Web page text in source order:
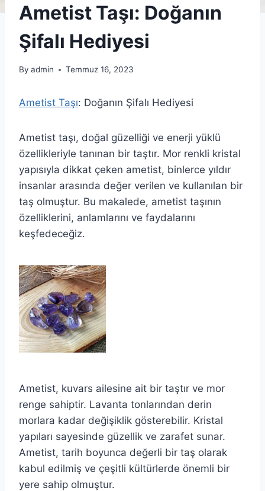
Ametist Taşı: Doğanın
Şifalı Hediyesi
By admin Temmuz 16, 2023
Ametist Taşı: Doğanın Şifalı Hediyesi
Ametist taşı, doğal güzelliği ve enerji yüklü
özellikleriyle tanınan bir taştır. Mor renkli kristal
yapısıyla dikkat çeken ametist, binlerce yıldır
insanlar arasında değer verilen ve kullanılan bir
taş olmuştur. Bu makalede, ametist taşının
özelliklerini, anlamlarını ve faydalarını
keşfedeceğiz.
Ametist, kuvars ailesine ait bir taştır ve mor
renge sahiptir. Lavanta tonlarından derin
morlara kadar değişiklik gösterebilir. Kristal
yapıları sayesinde güzellik ve zarafet sunar.
Ametist, tarih boyunca değerli bir taş olarak
kabul edilmiş ve çeşitli kültürlerde önemli bir
yere sahip olmuştur.